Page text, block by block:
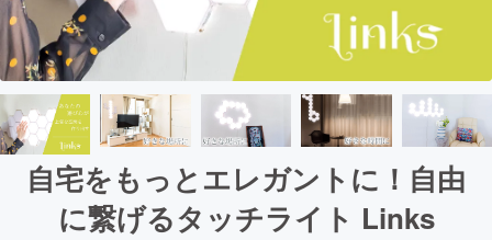
自宅をもっとエレガントに！自由
に繋げるタッチライト Links